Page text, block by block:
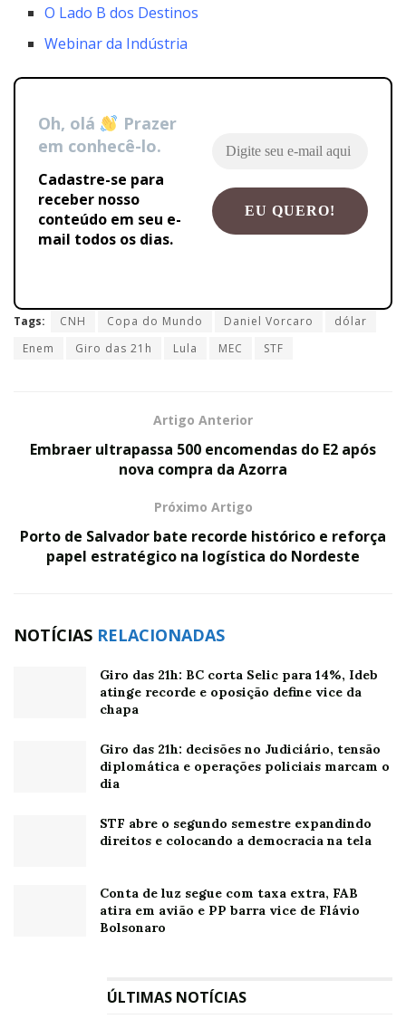
O Lado B dos Destinos
Webinar da Indústria
Oh, olá
Prazer
em conhecê-lo.
Cadastre-se para
receber nosso
conteúdo em seu e-
mail todos os dias.
Tags: CNH Copa do Mundo Daniel Vorcaro
dólar
Enem
Giro das 21h Lula MEC STF
Artigo Anterior
Embraer ultrapassa 500 encomendas do E2 após
nova compra da Azorra
Próximo Artigo
Porto de Salvador bate recorde histórico e reforça
papel estratégico na logística do Nordeste
NOTÍCIAS RELACIONADAS
Giro das 21h: BC corta Selic para 14%, Ideb
atinge recorde e oposição define vice da
chapa
Giro das 21h: decisões no Judiciário, tensão
diplomática e operações policiais marcam o
dia
STF abre o segundo semestre expandindo
direitos e colocando a democracia na tela
Conta de luz segue com taxa extra, FAB
atira em avião e PP barra vice de Flávio
Bolsonaro
ÚLTIMAS NOTÍCIAS